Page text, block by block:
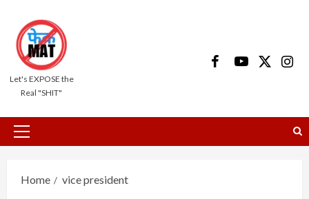
content
Let's EXPOSE the
Real "SHIT"
FacebookYoutube
X
Primary
Home vice president